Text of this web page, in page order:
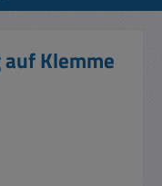
Klemme